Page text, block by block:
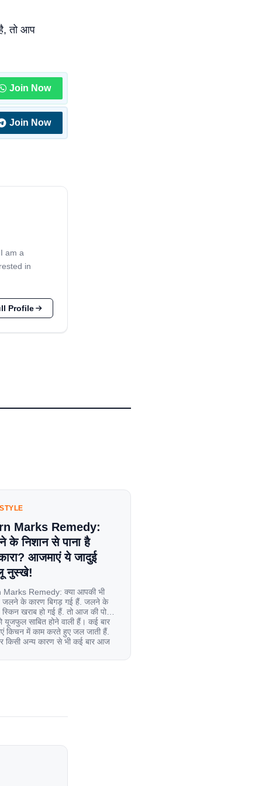
तो आप
Join Now
Join Now
am a
in
Profile
Marks Remedy:
के निशान से पाना है
आजमाएं ये जादुई
नुस्खे!
Marks Remedy: क्या आपकी भी
जलने के कारण बिगड़ गई हैं. जलने के
खराब हो गई हैं. तो आज की पोस्ट
यूजफुल साबित होने वाली हैं। कई बार
किचन में काम करते हुए जल जाती हैं.
किसी अन्य कारण से भी कई बार आज